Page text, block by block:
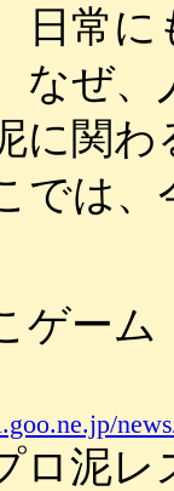
日常
なぜ
に関
では
ゲー
ロ泥